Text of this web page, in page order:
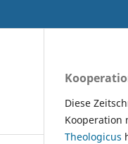
Diese
Kooperation
Theologicus